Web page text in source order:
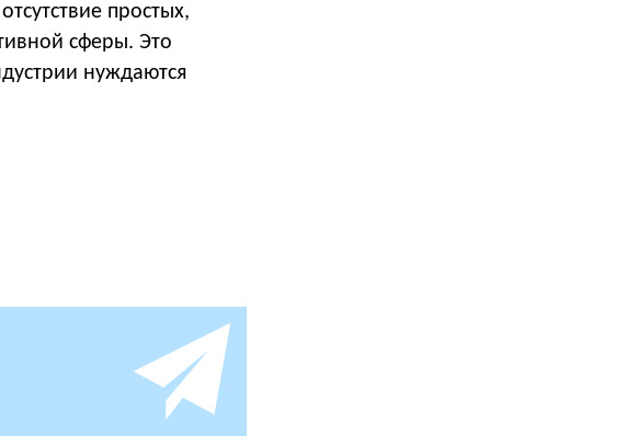
простых,
сферы. Это
нуждаются